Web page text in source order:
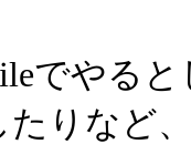
でやる
たりなど